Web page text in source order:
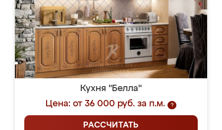
Кухня "Белла"
Цена: от 36 000 руб. за п.м.
?
РАССЧИТАТЬ